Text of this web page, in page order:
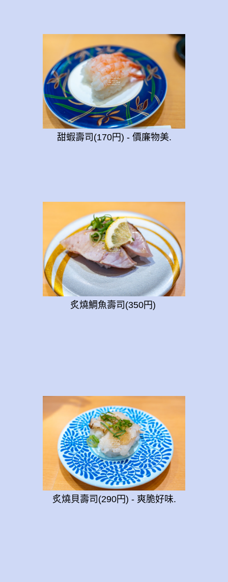
甜蝦壽司(170円) - 價廉物美.
炙燒鯛魚壽司(350円)
炙燒貝壽司(290円) - 爽脆好味.